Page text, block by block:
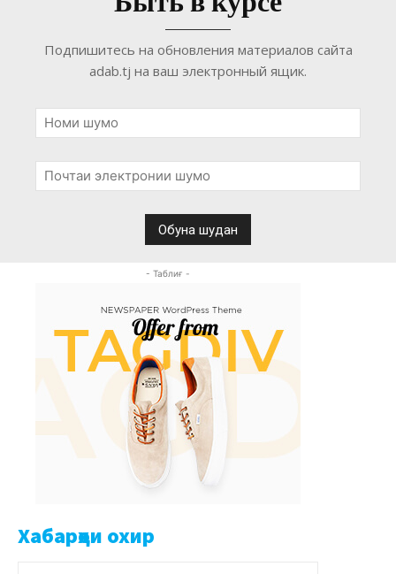
Подпишитесь на обновления материалов сайта
adab.tj на ваш электронный ящик.
- Таблиғ -
Хабарҳои охир